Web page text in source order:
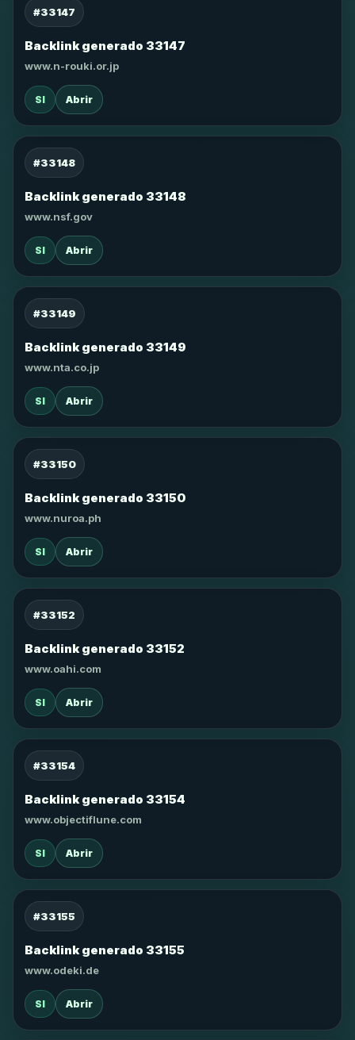
#33147
Backlink generado 33147
www.n-rouki.or.jp
SI Abrir
#33148
Backlink generado 33148
www.nsf.gov
SI Abrir
#33149
Backlink generado 33149
www.nta.co.jp
SI Abrir
#33150
Backlink generado 33150
www.nuroa.ph
SI Abrir
#33152
Backlink generado 33152
www.oahi.com
SI Abrir
#33154
Backlink generado 33154
www.objectiflune.com
SI Abrir
#33155
Backlink generado 33155
www.odeki.de
SI Abrir